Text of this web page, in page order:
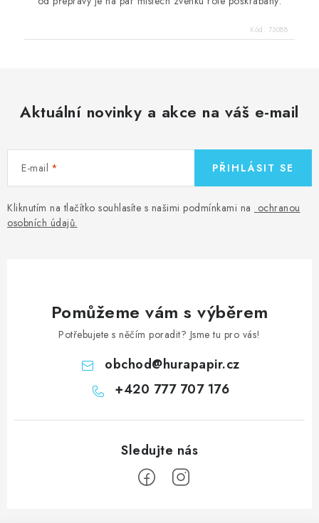
Kód: 73088
Aktuální novinky a akce na váš e-mail
E-mail
Kliknutím na tlačítko souhlasíte s našimi podmínkami na ochranou
osobních údajů.
PŘIHLÁSIT SE
Pomůžeme vám s výběrem
Potřebujete s něčím poradit? Jsme tu pro vás!
obchod@hurapapir.cz
+420 777 707 176